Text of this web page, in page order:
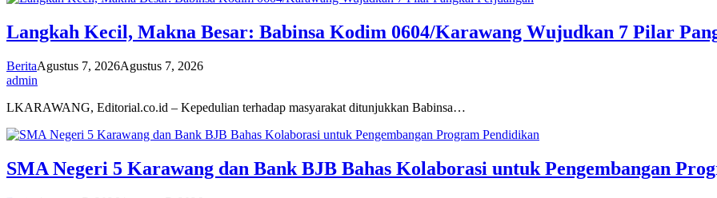
Langkah Kecil, Makna Besar: Babinsa Kodim 0604/Karawang Wujudkan 7 Pilar
BeritaAgustus 7, 2026Agustus 7, 2026
admin
LKARAWANG, Editorial.co.id – Kepedulian terhadap masyarakat ditunjukkan Babinsa…
SMA Negeri 5 Karawang dan Bank BJB Bahas Kolaborasi untuk Pengembangan